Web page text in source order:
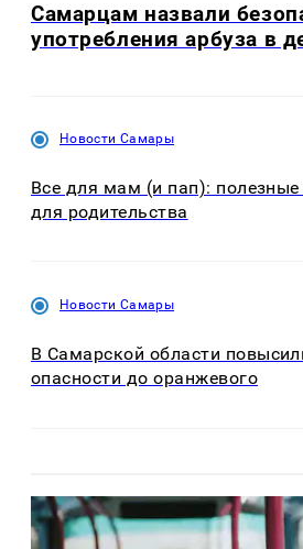
Самарцам назвали
употребления арбуза в
Новости Самары
Все для мам (и пап):
для родительства
Новости Самары
В Самарской области
опасности до оранжевого